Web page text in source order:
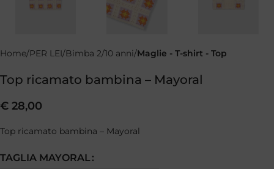
Home PER LEI Bimba 2/10 anni Maglie - T-shirt - Top
Top ricamato bambina – Mayoral
€ 28,00
Top ricamato bambina – Mayoral
TAGLIA MAYORAL